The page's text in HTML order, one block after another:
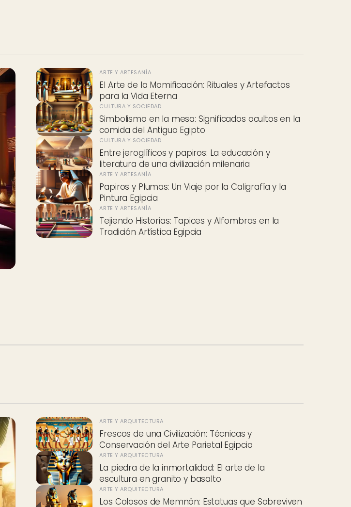
ARTE Y ARTESANÍA
El Arte de la Momificación: Rituales y Artefactos
para la Vida Eterna
CULTURA Y SOCIEDAD
Simbolismo en la mesa: Significados ocultos en la
comida del Antiguo Egipto
CULTURA Y SOCIEDAD
Entre jeroglíficos y papiros: La educación y
literatura de una civilización milenaria
ARTE Y ARTESANÍA
Papiros y Plumas: Un Viaje por la Caligrafía y la
Pintura Egipcia
ARTE Y ARTESANÍA
Tejiendo Historias: Tapices y Alfombras en la
Tradición Artística Egipcia
ARTE Y ARQUITECTURA
Frescos de una Civilización: Técnicas y
Conservación del Arte Parietal Egipcio
ARTE Y ARQUITECTURA
La piedra de la inmortalidad: El arte de la
escultura en granito y basalto
ARTE Y ARQUITECTURA
Los Colosos de Memnón: Estatuas que Sobreviven